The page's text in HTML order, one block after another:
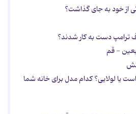
ترامپ دست به کار شدند؟
- قم
یا لولایی؟ کدام مدل برای خانه شما